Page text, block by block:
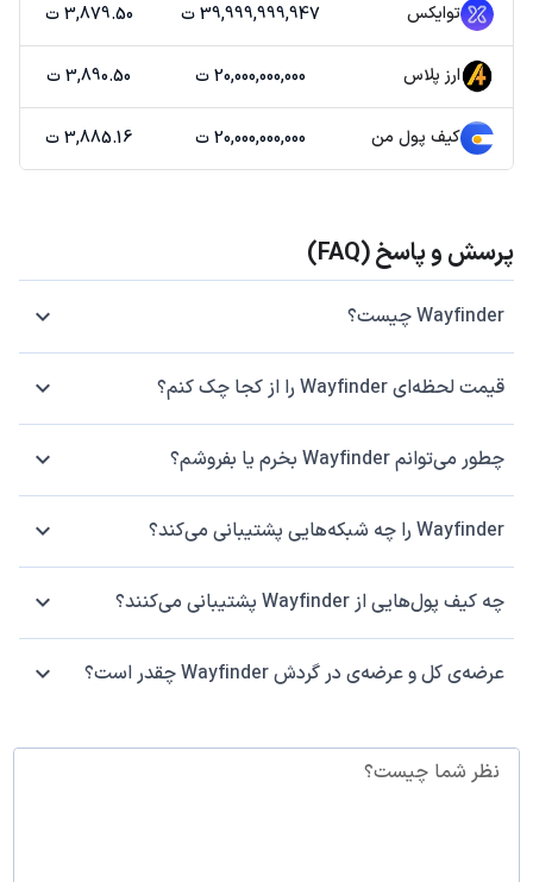
توایکس 39,999,999,947 ت 3,879.50 ت
ارز پلاس 20,000,000,000 ت 3,890.50 ت
کیف پول من 20,000,000,000 ت 3,885.16 ت
پرسش و پاسخ (FAQ)
Wayfinder چیست؟
قیمت لحظه‌ای Wayfinder را از کجا چک کنم؟
چطور می‌توانم Wayfinder بخرم یا بفروشم؟
Wayfinder را چه شبکه‌هایی پشتیبانی می‌کند؟
چه کیف پول‌هایی از Wayfinder پشتیبانی می‌کنند؟
عرضه‌ی کل و عرضه‌ی در گردش Wayfinder چقدر است؟
نظر شما چیست؟